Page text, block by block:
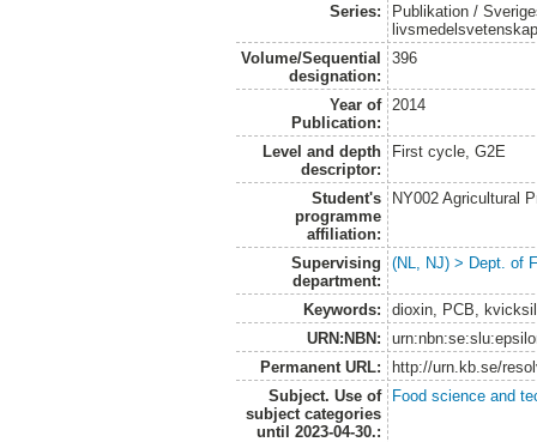
Series:
Publikation /
Volume/Sequential
designation:
396
Year of
Publication:
2014
Level and depth
descriptor:
First cycle, G2E
Student's
programme
affiliation:
NY002 Agricultural
Supervising
department:
(NL, NJ) > Dept. of
Keywords:
dioxin, PCB,
URN:NBN:
Permanent URL:
http://urn.kb.se/
Subject. Use of
subject categories
until 2023-04-30.:
Food science and